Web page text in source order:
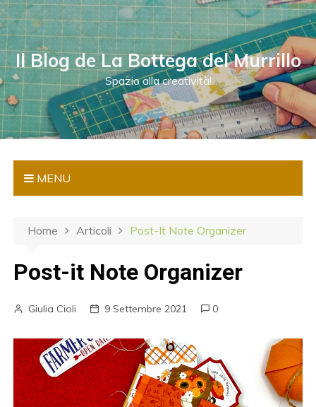
S
a
a
a
l
c
Il Blog de La Bottega del Murrillo
Spazio alla creatività!
MENU
Home Articoli Post-It Note Organizer
Post-it Note Organizer
Giulia Cioli 9 Settembre 2021 0